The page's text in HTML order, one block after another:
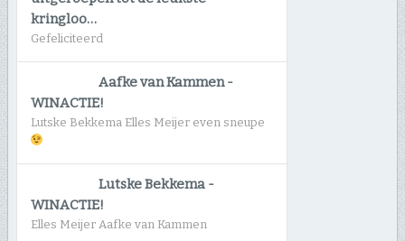
kringloo…
Gefeliciteerd
Aafke van Kammen-
WINACTIE!
Lutske Bekkema Elles Meijer even sneupe
Lutske Bekkema -
WINACTIE!
Elles Meijer Aafke van Kammen